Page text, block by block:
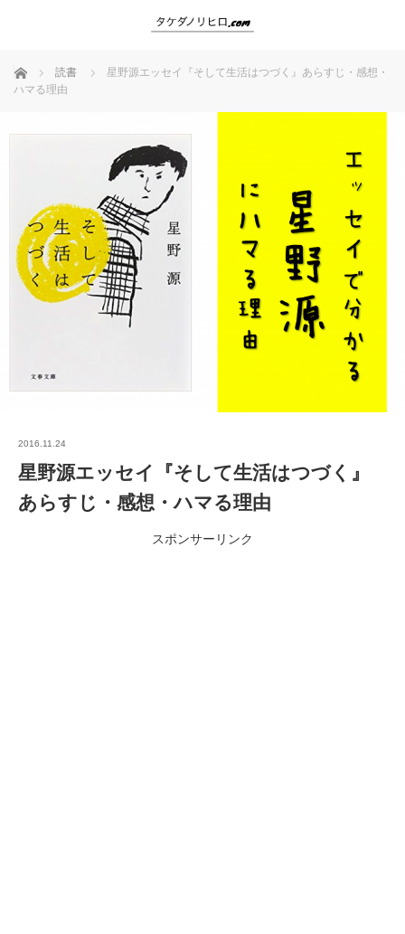
ホーム 読書
星野源エッセイ『そして生活はつづく』あらすじ・感想・
ハマる理由
2016.11.24
星野源エッセイ『そして生活はつづく』
あらすじ・感想・ハマる理由
スポンサーリンク